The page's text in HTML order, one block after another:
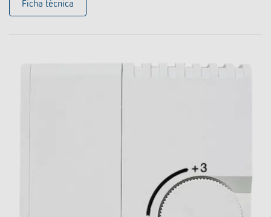
Ficha técnica